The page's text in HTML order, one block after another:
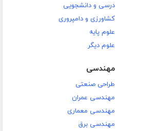
درسی و دانشجویی
کشاورزی و دامپروری
علوم پایه
علوم دیگر
مهندسی
طراحی صنعتی
مهندسی عمران
مهندسی معماری
مهندسی برق